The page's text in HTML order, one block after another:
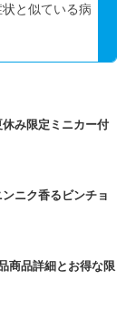
と似ている病
み限定ミニカー付
ニク香るビンチョ
商品詳細とお得な限